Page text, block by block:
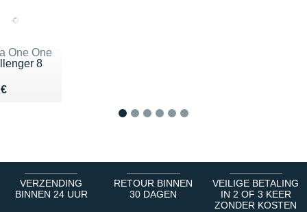
One One
8
150 €
VERZENDING
BINNEN 24 UUR
RETOUR BINNEN
30 DAGEN
VEILIGE BETALING
IN 2 OF 3 KEER
ZONDER KOSTEN